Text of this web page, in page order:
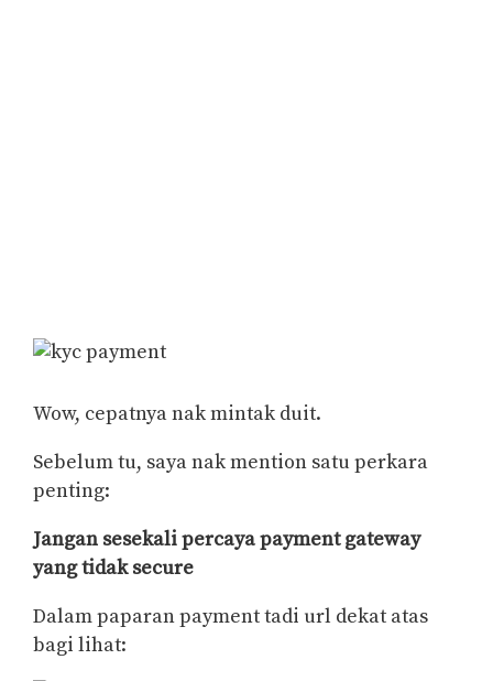
Wow, cepatnya nak mintak duit.
Sebelum tu, saya nak mention satu perkara
penting:
Jangan sesekali percaya payment gateway
yang tidak secure
Dalam paparan payment tadi url dekat atas
bagi lihat: